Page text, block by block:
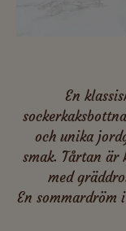
En
och unika
smak. Tårtan är
med
En